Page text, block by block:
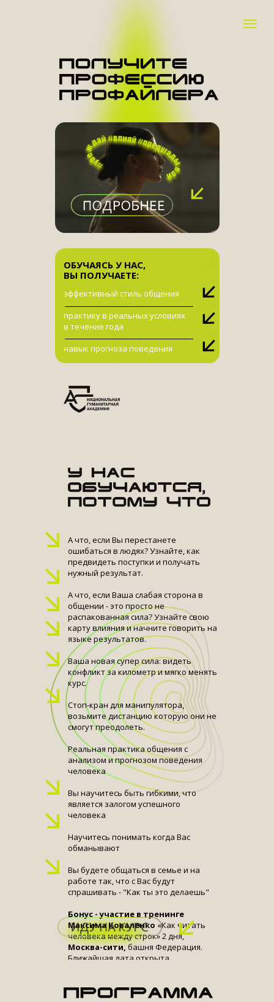
эффективный стиль общения
практику в реальных условиях
в течение года
навык прогноза поведения
ОБУЧАЯСЬ У НАС,
ВЫ ПОЛУЧАЕТЕ:
А что, если Вы перестанете
ошибаться в людях? Узнайте, как
предвидеть поступки и получать
нужный результат.
А что, если Ваша слабая сторона в
общении - это просто не
распакованная сила? Узнайте свою
карту влияния и начните говорить на
языке результатов.
Ваша новая супер сила: видеть
конфликт за километр и мягко менять
курс.
Стоп-кран для манипулятора,
возьмите дистанцию которую они не
смогут преодолеть.
Реальная практика общения с
анализом и прогнозом поведения
человека
Вы научитесь быть гибкими, что
является залогом успешного
человека
Научитесь понимать когда Вас
обманывают
Вы будете общаться в семье и на
работе так, что с Вас будут
спрашивать - "Как ты это делаешь"
Бонус - участие в тренинге
Максима Коваленко «Как читать
человека между строк» 2 дня,
Москва-сити,башня Федерация.
Ближайшая дата открыта.